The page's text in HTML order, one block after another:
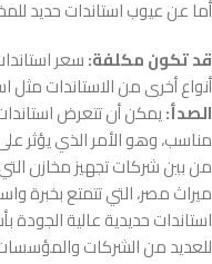
أما عن عيوب استاندات حديد
قد تكون مكلفة:سعر
أنواع أخرى من الاستاندات مثل
الصدأ:يمكن أن تتعرض
مناسب، وهو الأمر الذي يؤثر
من بين شركات تجهيز مخازن
ميراث مصر، التي تتمتع بخبرة
استاندات حديدية عالية الجودة
للعديد من الشركات